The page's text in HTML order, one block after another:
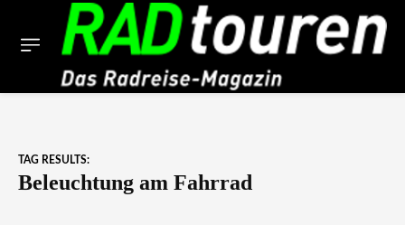
TAG RESULTS:
Beleuchtung am Fahrrad